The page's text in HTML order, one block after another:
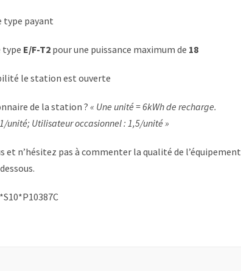
type payant
type E/F-T2 pour une puissance maximum de 18
le station est ouverte
de la station ? « Une unité = 6kWh de recharge.
unité; Utilisateur occasionnel : 1,5/unité »
et n’hésitez pas à commenter la qualité de l’équipement